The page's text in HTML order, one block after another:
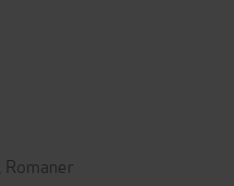
Romaner